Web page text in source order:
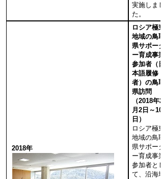
実施しまし
た。
2018年
ロシア極東
地域の鳥取
県サポータ
ー育成事業
参加者（日
本語履修
者）の鳥取
県訪問
（2018年2
月2日～10
日）
ロシア極東
地域の鳥取
県サポータ
ー育成事業
参加者とし
て、沿海地